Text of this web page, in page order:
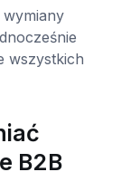
wszystkich
B2B